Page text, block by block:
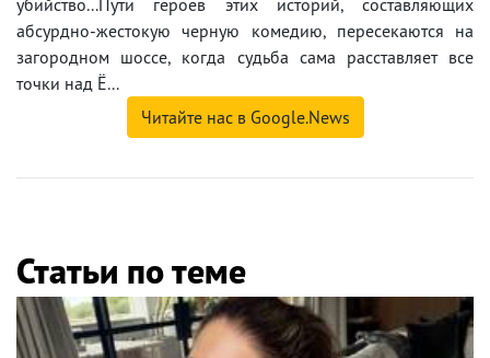
убийство...Пути героев этих историй, составляющих
абсурдно-жестокую черную комедию, пересекаются на
загородном шоссе, когда судьба сама расставляет все
точки над Ё...
Читайте нас в Google.News
Статьи по теме